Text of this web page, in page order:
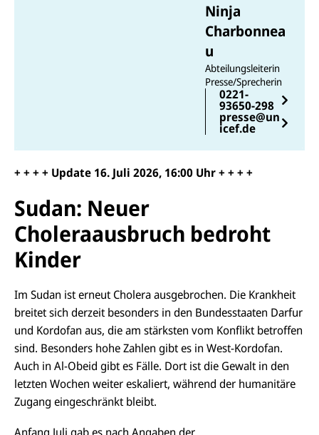
Ninja
Charbonnea
u
Abteilungsleiterin
Presse/Sprecherin
0221-
93650-298
presse@un
icef.de
+ + + + Update 16. Juli 2026, 16:00 Uhr + + + +
Sudan: Neuer
Choleraausbruch bedroht
Kinder
Im Sudan ist erneut Cholera ausgebrochen. Die Krankheit
breitet sich derzeit besonders in den Bundesstaaten Darfur
und Kordofan aus, die am stärksten vom Konflikt betroffen
sind. Besonders hohe Zahlen gibt es in West-Kordofan.
Auch in Al-Obeid gibt es Fälle. Dort ist die Gewalt in den
letzten Wochen weiter eskaliert, während der humanitäre
Zugang eingeschränkt bleibt.